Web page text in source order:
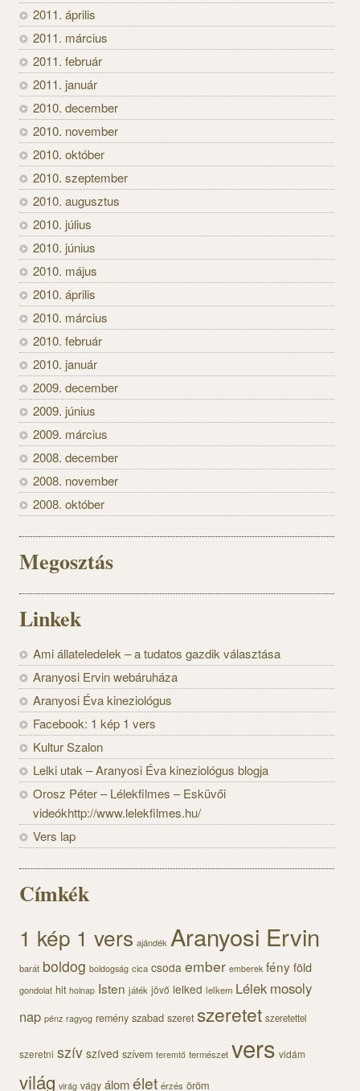
2011. április
2011. március
2011. február
2011. január
2010. december
2010. november
2010. október
2010. szeptember
2010. augusztus
2010. július
2010. június
2010. május
2010. április
2010. március
2010. február
2010. január
2009. december
2009. június
2009. március
2008. december
2008. november
2008. október
Megosztás
Linkek
Ami állateledelek – a tudatos gazdik választása
Aranyosi Ervin webáruháza
Aranyosi Éva kineziológus
Facebook: 1 kép 1 vers
Kultur Szalon
Lelki utak – Aranyosi Éva kineziológus blogja
Orosz Péter – Lélekfilmes – Esküvői
videókhttp://www.lelekfilmes.hu/
Vers lap
Címkék
1 kép 1 vers ajándék Aranyosi Ervin
barát boldog boldogság cica csoda ember emberek fényföld
gondolat hit holnap Isten játék jövő lelked lelkem Lélek mosoly
nap pénz ragyog remény szabad szeret szeretet szeretettel
szeretni szív szíved szívem teremtő természet vers vidám
világ virág vágy álomélet érzés öröm